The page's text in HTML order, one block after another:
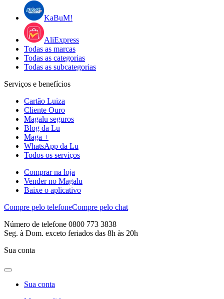
KaBuM!
AliExpress
Todas as marcas
Todas as categorias
Todas as subcategorias
Serviços e benefícios
Cartão Luiza
Cliente Ouro
Magalu seguros
Blog da Lu
Maga +
WhatsApp da Lu
Todos os serviços
Comprar na loja
Vender no Magalu
Baixe o aplicativo
Compre pelo telefoneCompre pelo chat
Número de telefone 0800 773 3838
Seg. à Dom. exceto feriados das 8h às 20h
Sua conta
Sua conta